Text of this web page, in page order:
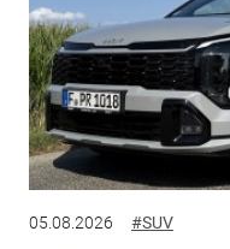
05.08.2026 #SUV